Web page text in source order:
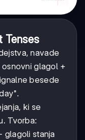
Tenses
navade
osnovni glagol +
besede
ki se
Tvorba:
glagoli stanja